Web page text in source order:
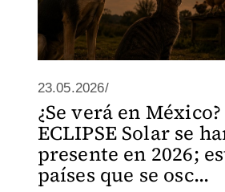
23.05.2026/
¿Se verá en
ECLIPSE Solar se
presente en 2026;
países que se osc...